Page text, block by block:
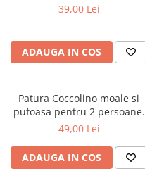
39,00 Lei
ADAUGA IN COS
Patura Coccolino moale si
pufoasa pentru 2 persoane,
200X230 cm, Fluturi si Pietre
49,00 Lei
ADAUGA IN COS